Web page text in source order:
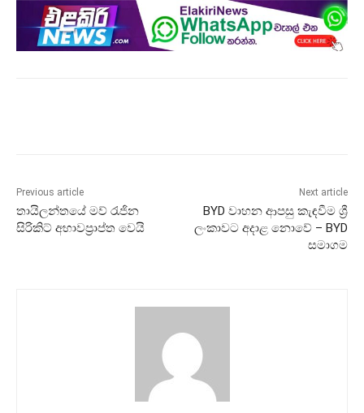
Previous article
තායිලන්තයේ මව් රැජින
සිරිකිට් අභාවප්‍රාප්ත වෙයි
Next article
BYD වාහන ආපසු කැඳවීම ශ්‍රී
ලංකාවට අදාළ නොවේ – BYD
සමාගම